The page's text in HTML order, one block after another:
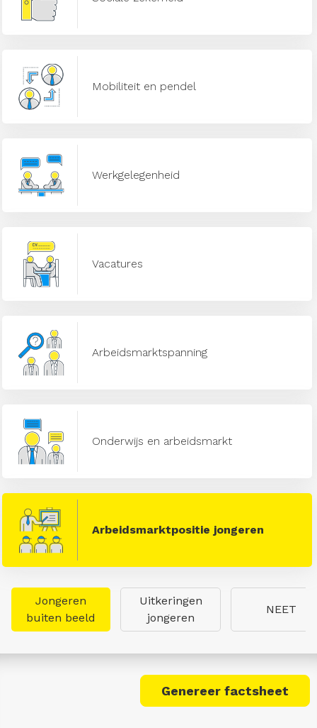
Mobiliteit en pendel
Werkgelegenheid
Vacatures
Arbeidsmarktspanning
Onderwijs en arbeidsmarkt
Arbeidsmarktpositie jongeren
Jongeren
buiten beeld
Uitkeringen
jongeren
NEET
Genereer factsheet